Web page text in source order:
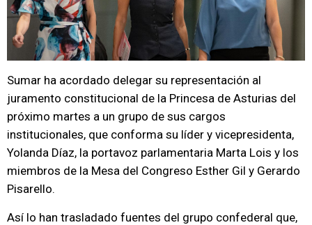
Sumar ha acordado delegar su representación al
juramento constitucional de la Princesa de Asturias del
próximo martes a un grupo de sus cargos
institucionales, que conforma su líder y vicepresidenta,
Yolanda Díaz, la portavoz parlamentaria Marta Lois y los
miembros de la Mesa del Congreso Esther Gil y Gerardo
Pisarello.
Así lo han trasladado fuentes del grupo confederal que,